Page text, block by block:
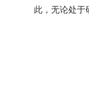
此，无论处于